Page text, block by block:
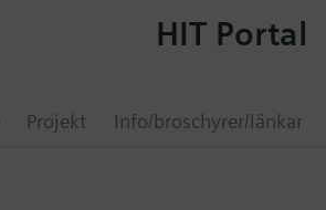
Projekt Info/broschyrer/länkar
HIT Portal